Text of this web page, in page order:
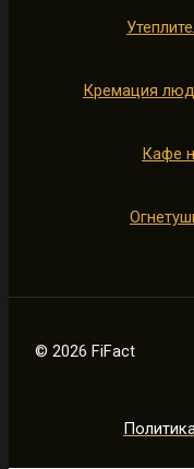
Кремация
Кафе
© 2026 FiFact